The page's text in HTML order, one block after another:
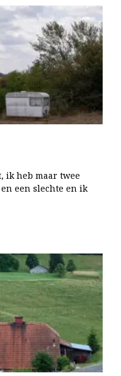
ik heb maar twee
een slechte en ik